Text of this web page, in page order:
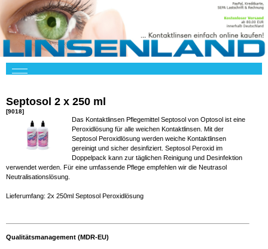
Septosol 2 x 250 ml
[9018]
Das Kontaktlinsen Pflegemittel Septosol von Optosol ist eine
Peroxidlösung für alle weichen Kontaktlinsen. Mit der
Septosol Peroxidlösung werden weiche Kontaktlinsen
gereinigt und sicher desinfiziert. Septosol Peroxid im
Doppelpack kann zur täglichen Reinigung und Desinfektion
verwendet werden. Für eine umfassende Pflege empfehlen wir die Neutrasol
Neutralisationslösung.
Lieferumfang: 2x 250ml Septosol Peroxidlösung
Qualitätsmanagement (MDR-EU)